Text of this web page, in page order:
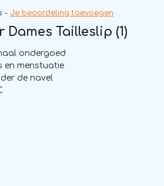
- Je beoordeling toevoegen
Tailleslip (1)
ondergoed
en menstuatie
de navel